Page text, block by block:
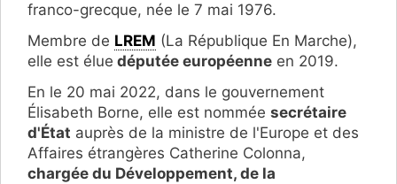
franco-grecque, née le 7 mai 1976.
Membre de LREM (La République En Marche),
elle est élue députée européenne en 2019.
En le 20 mai 2022, dans le gouvernement
Élisabeth Borne, elle est nommée secrétaire
d'État auprès de la ministre de l'Europe et des
Affaires étrangères Catherine Colonna,
chargée du Développement, de la